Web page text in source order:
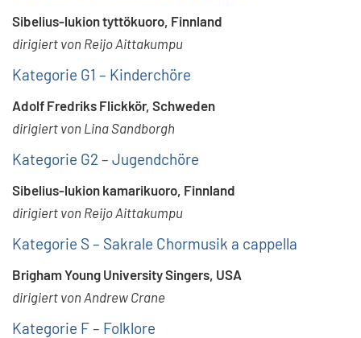
Sibelius-lukion tyttökuoro, Finnland
dirigiert von Reijo Aittakumpu
Kategorie G1 – Kinderchöre
Adolf Fredriks Flickkör, Schweden
dirigiert von Lina Sandborgh
Kategorie G2 – Jugendchöre
Sibelius-lukion kamarikuoro, Finnland
dirigiert von Reijo Aittakumpu
Kategorie S – Sakrale Chormusik a cappella
Brigham Young University Singers, USA
dirigiert von Andrew Crane
Kategorie F – Folklore